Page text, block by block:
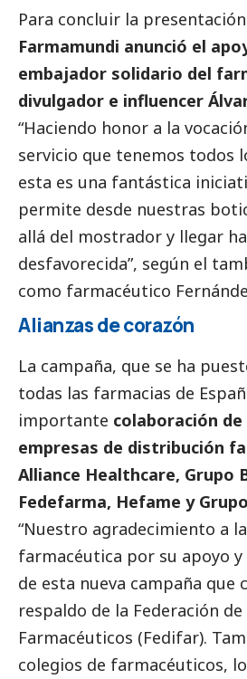
Para concluir la
Farmamundi anunció el
embajador solidario del
divulgador e influencer
“Haciendo honor a la
servicio que tenemos todos
esta es una fantástica
permite desde nuestras
allá del mostrador y llegar
desfavorecida”, según el
como farmacéutico
Alianzas de corazón
La campaña, que se ha
todas las farmacias de
importante colaboración
empresas de distribución
Alliance Healthcare, Grupo
Fedefarma, Hefame y
“Nuestro agradecimiento a
farmacéutica por su apoyo
de esta nueva campaña que
respaldo de la Federación
Farmacéuticos (Fedifar).
colegios de farmacéuticos,